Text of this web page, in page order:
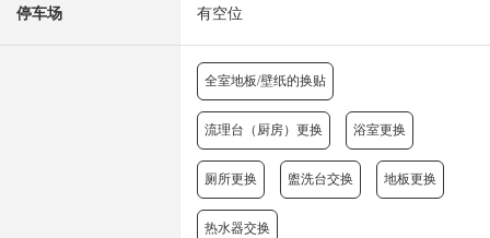
停车场 有空位
全室地板/壁纸的换贴
流理台（厨房）更换 浴室更换
厕所更换 盥洗台交换 地板更换
热水器交换